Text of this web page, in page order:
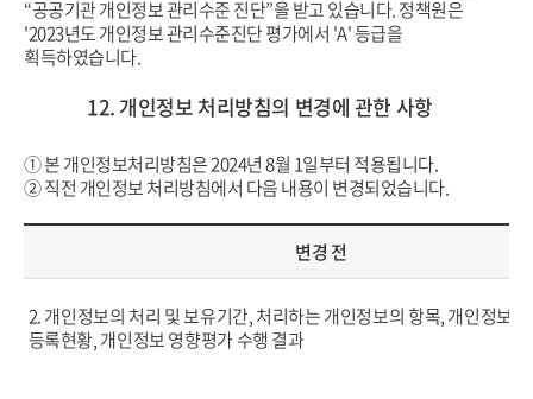
“공공기관 개인정보 관리수준 진단”을 받고 있습니다. 정책원은
'2023년도 개인정보 관리수준진단 평가에서 'A' 등급을
획득하였습니다.
12. 개인정보 처리방침의 변경에 관한 사항
① 본 개인정보처리방침은 2024년 8월 1일부터 적용됩니다.
② 직전 개인정보 처리방침에서 다음 내용이 변경되었습니다.
변경 전
2. 개인정보의 처리 및 보유기간, 처리하는 개인정보의 항목, 개인정보
등록현황, 개인정보 영향평가 수행 결과